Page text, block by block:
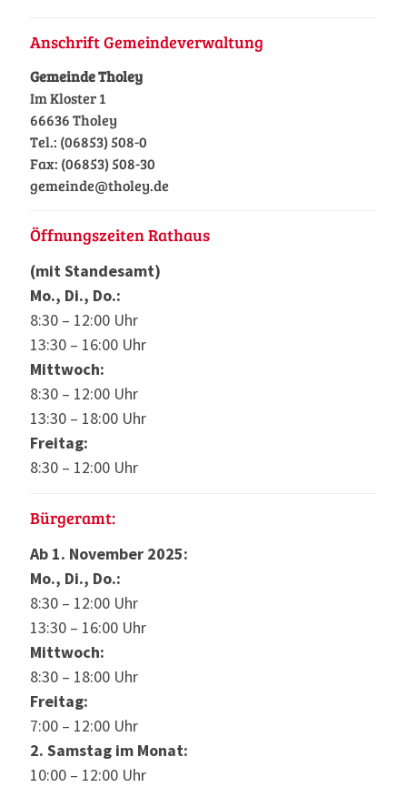
Anschrift Gemeindeverwaltung
Gemeinde Tholey
Im Kloster 1
66636 Tholey
Tel.: (06853) 508-0
Fax: (06853) 508-30
gemeinde@tholey.de
Öffnungszeiten Rathaus
(mit Standesamt)
Mo., Di., Do.:
8:30 – 12:00 Uhr
13:30 – 16:00 Uhr
Mittwoch:
8:30 – 12:00 Uhr
13:30 – 18:00 Uhr
Freitag:
8:30 – 12:00 Uhr
Bürgeramt:
Ab 1. November 2025:
Mo., Di., Do.:
8:30 – 12:00 Uhr
13:30 – 16:00 Uhr
Mittwoch:
8:30 – 18:00 Uhr
Freitag:
7:00 – 12:00 Uhr
2. Samstag im Monat:
10:00 – 12:00 Uhr